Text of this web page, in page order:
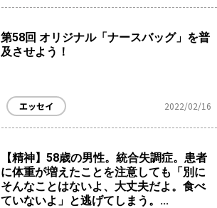
第58回 オリジナル「ナースバッグ」を普
及させよう！
エッセイ 2022/02/16
【精神】58歳の男性。統合失調症。患者
に体重が増えたことを注意しても「別に
そんなことはないよ、大丈夫だよ。食べ
ていないよ」と逃げてしまう。...